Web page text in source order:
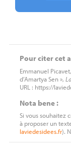
Pour citer cet
Emmanuel
d’Amartya Sen »,
URL : https://
Nota bene :
Si vous souhaitez
à proposer un
laviedesidees.fr).